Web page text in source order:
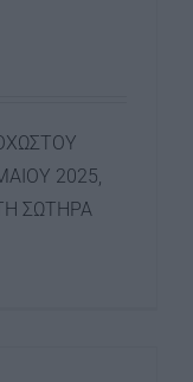
2025,
ΣΩΤΗΡΑ